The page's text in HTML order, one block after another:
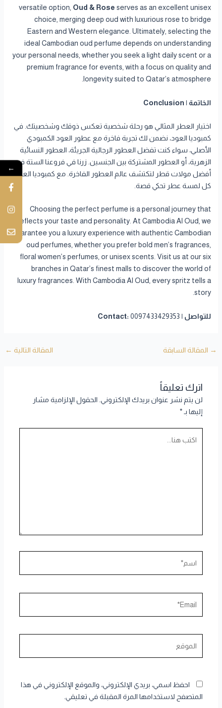
versatile option, Oud & Rose serves as an excellent unisex
choice, merging deep oud with luxurious rose to bridge
Eastern and Western elegance. Ultimately, selecting the
ideal Cambodian oud perfume depends on understanding
your personal needs, whether you seek a light daily scent or a
premium fragrance for events, with a focus on quality and
longevity suited to Qatar’s atmosphere.
الخاتمة | Conclusion
اختيار العطر المثالي هو رحلة شخصية تعكس ذوقك وشخصيتك. في
كمبوديا العود، نضمن لك تجربة فاخرة مع عطور العود الكمبودي
الأصلي، سواء كنت تفضل العطور الرجالية الجريئة، العطور النسائية
الزهرية، أو العطور المشتركة بين الجنسين. زرنا في فروعنا الستة في
أفضل مولات قطر لتكتشف عالم العطور الفاخرة. مع كمبوديا العود،
كل لمسة عطر تحكي قصة.
Choosing the perfect perfume is a personal journey that
reflects your taste and personality. At Cambodia Al Oud, we
guarantee you a luxury experience with authentic Cambodian
oud perfumes, whether you prefer bold men’s fragrances,
floral women’s perfumes, or unisex scents. Visit us at our six
branches in Qatar’s finest malls to discover the world of
luxury fragrances. With Cambodia Al Oud, every spritz tells a
story.
للتواصل | Contact: 0097433429353
→ المقالة السابقة المقالة التالية ←
اترك تعليقاً
لن يتم نشر عنوان بريدك الإلكتروني. الحقول الإلزامية مشار
إليها بـ*
احفظ اسمي، بريدي الإلكتروني، والموقع الإلكتروني في هذا
المتصفح لاستخدامها المرة المقبلة في تعليقي.
←